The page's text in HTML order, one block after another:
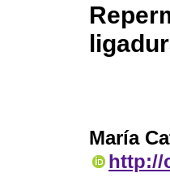
María
http://